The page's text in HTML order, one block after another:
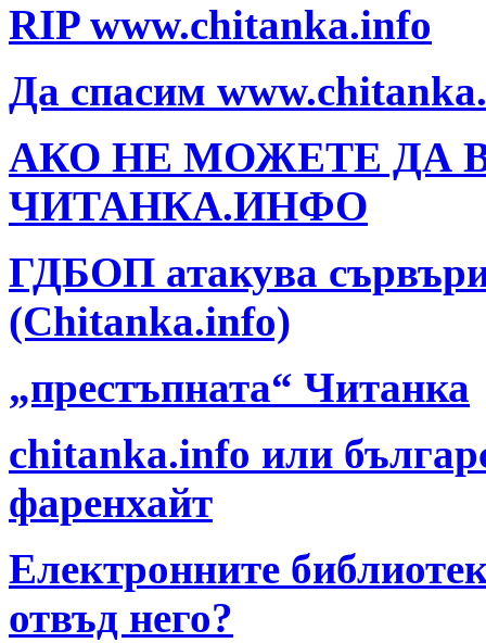
RIP www.chitanka.info
Да спасим
АКО НЕ МОЖЕТЕ ДА
ЧИТАНКА.ИНФО
ГДБОП атакува
(Chitanka.info)
„престъпната“ Читанка
chitanka.info или
фаренхайт
Електронните
отвъд него?